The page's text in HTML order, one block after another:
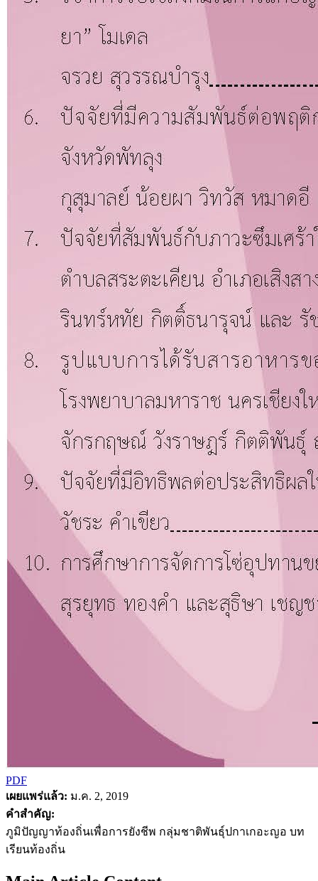
PDF
เผยแพร่แล้ว: ม.ค. 2, 2019
คำสำคัญ:
ภูมิปัญญาท้องถิ่นเพื่อการยังชีพ กลุ่มชาติพันธุ์ปกาเกอะญอ บท
เรียนท้องถิ่น